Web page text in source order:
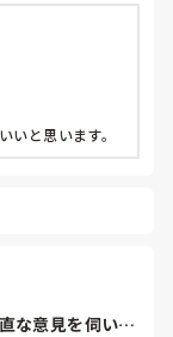
言われ続けて
いと思います。
な意見を伺いた